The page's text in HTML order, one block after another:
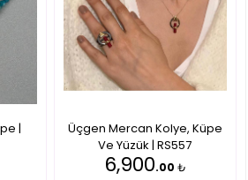
|
Üçgen Mercan Kolye, Küpe
Ve Yüzük | RS557
6,900.00 ₺